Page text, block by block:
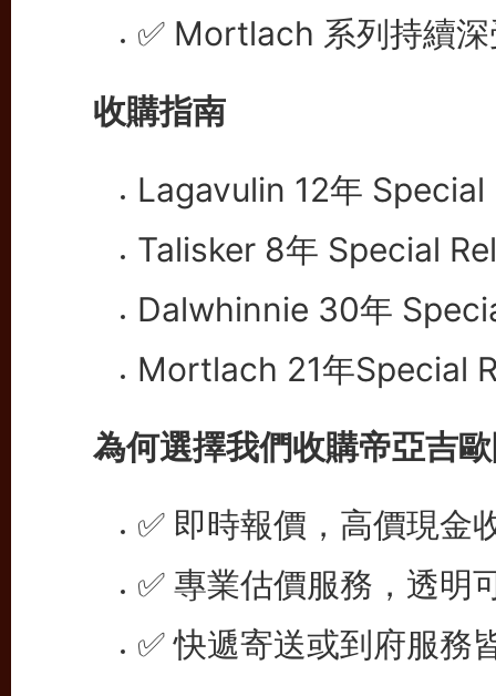
✅ Mortlach 系列持續
收購指南
Lagavulin 12年
Talisker 8年 Special
Dalwhinnie 30年
Mortlach 21年Special
為何選擇我們收購帝亞吉
✅ 即時報價，高價現金
✅ 專業估價服務，透明
✅ 快遞寄送或到府服務